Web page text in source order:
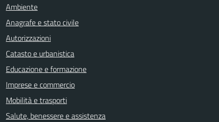
Ambiente
Anagrafe e stato civile
Autorizzazioni
Catasto e urbanistica
Educazione e formazione
Imprese e commercio
Mobilità e trasporti
Salute, benessere e assistenza